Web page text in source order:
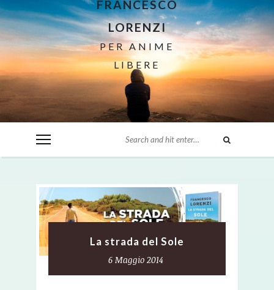
FRANCESCO
LORENZI
PER ANIME
LIBERE
La strada del Sole
6 Maggio 2014